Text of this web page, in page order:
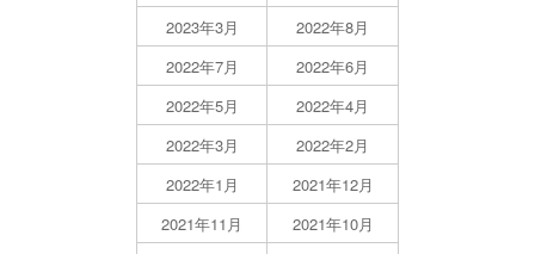
2023年3月
2022年8月
2022年7月
2022年6月
2022年5月
2022年4月
2022年3月
2022年2月
2022年1月
2021年12月
2021年11月
2021年10月